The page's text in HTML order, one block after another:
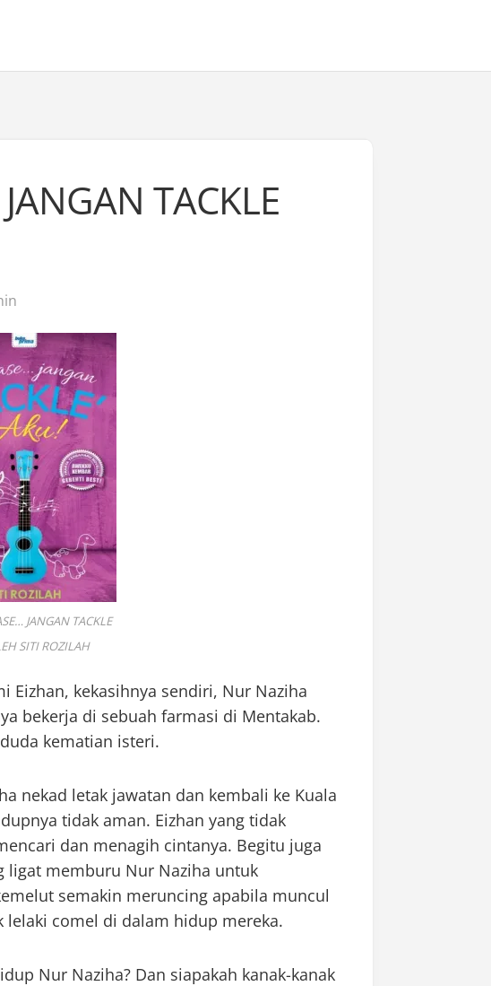
TACKLE
JANGAN TACKLE
SITI ROZILAH
Eizhan, kekasihnya sendiri, Nur Naziha
bekerja di sebuah farmasi di Mentakab.
kematian isteri.
nekad letak jawatan dan kembali ke Kuala
tidak aman. Eizhan yang tidak
dan menagih cintanya. Begitu juga
ligat memburu Nur Naziha untuk
semakin meruncing apabila muncul
lelaki comel di dalam hidup mereka.
Nur Naziha? Dan siapakah kanak-kanak